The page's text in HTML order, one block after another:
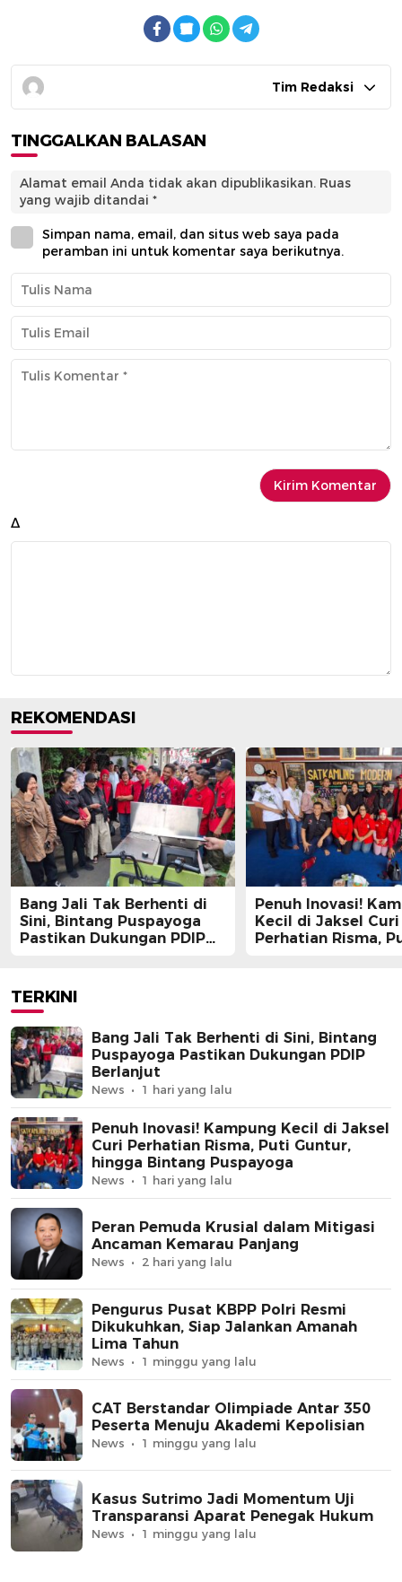
Tim Redaksi
TINGGALKAN BALASAN
Alamat email Anda tidak akan dipublikasikan. Ruas
yang wajib ditandai *
Simpan nama, email, dan situs web saya pada
peramban ini untuk komentar saya berikutnya.
Δ
REKOMENDASI
Bang Jali Tak Berhenti di
Sini, Bintang Puspayoga
Pastikan Dukungan PDIP
Penuh Inovasi!
Kecil di Jaksel Curi
Perhatian Risma,
TERKINI
Bang Jali Tak Berhenti di Sini, Bintang
Puspayoga Pastikan Dukungan PDIP
Berlanjut
News 1 hari yang lalu
Penuh Inovasi! Kampung Kecil di Jaksel
Curi Perhatian Risma, Puti Guntur,
hingga Bintang Puspayoga
News 1 hari yang lalu
Peran Pemuda Krusial dalam Mitigasi
Ancaman Kemarau Panjang
News 2 hari yang lalu
Pengurus Pusat KBPP Polri Resmi
Dikukuhkan, Siap Jalankan Amanah
Lima Tahun
News 1 minggu yang lalu
CAT Berstandar Olimpiade Antar 350
Peserta Menuju Akademi Kepolisian
News 1 minggu yang lalu
Kasus Sutrimo Jadi Momentum Uji
Transparansi Aparat Penegak Hukum
News 1 minggu yang lalu